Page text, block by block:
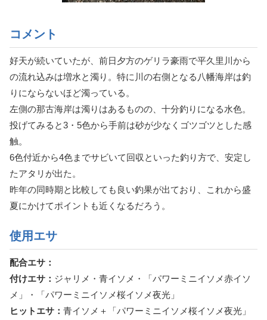
コメント
好天が続いていたが、前日夕方のゲリラ豪雨で平久里川から
の流れ込みは増水と濁り。特に川の右側となる八幡海岸は釣
りにならないほど濁っている。
左側の那古海岸は濁りはあるものの、十分釣りになる水色。
投げてみると3・5色から手前は砂が少なくゴツゴツとした感
触。
6色付近から4色までサビいて回収といった釣り方で、安定し
たアタリが出た。
昨年の同時期と比較しても良い釣果が出ており、これから盛
夏にかけてポイントも近くなるだろう。
使用エサ
配合エサ：
付けエサ： ジャリメ・青イソメ・「パワーミニイソメ赤イソ
メ」・「パワーミニイソメ桜イソメ夜光」
ヒットエサ： 青イソメ＋「パワーミニイソメ桜イソメ夜光」